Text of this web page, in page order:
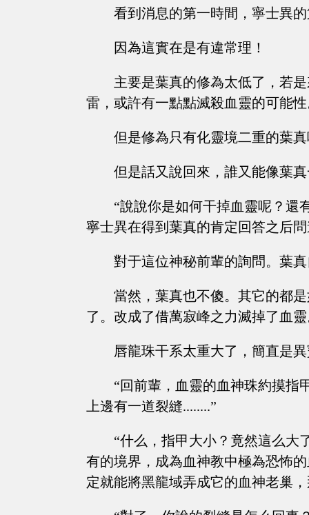
看到消息的第一時間，寧士異
因為這實在是有違常理！
主要是葉真的修為太低了，若
雷，或許有一點點滅殺血靈的可能
但是修為只有化靈境二重的葉真
但是話又說回來，誰又能像葉
“說說你是如何干掉血靈呢？還
寧士異在得到葉真的肯定回答之后
對于這位神秘前輩的詢問。葉
當然，葉真也不傻。其它的都
了。改成了借萬寂峰之力滅掉了血
唇龍珠干系太重大了，簡直是
“回前輩，血靈的血神珠約摸指
上邊有一道裂縫........”
“什么，指甲大小？竟然這么大
有的境界，成為血神教中極為恐怖
定就能將黑龍域弄成它的血神老巢